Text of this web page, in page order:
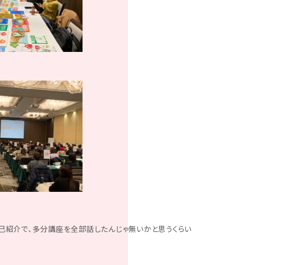
紹介で、多分講座を全部話したんじゃ無いかと思うくらい